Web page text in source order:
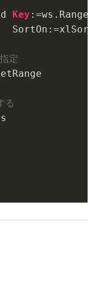
Key :=ws.Range(
定
る